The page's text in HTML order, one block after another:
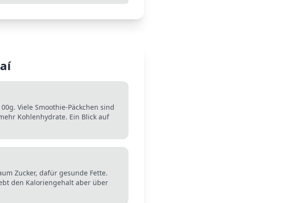
Viele Smoothie-Päckchen sind
Kohlenhydrate. Ein Blick auf
Zucker, dafür gesunde Fette.
den Kaloriengehalt aber über